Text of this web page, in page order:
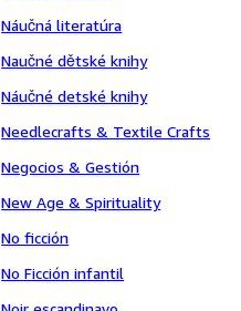
Náučná literatúra
Naučné dětské knihy
Náučné detské knihy
Needlecrafts & Textile Crafts
Negocios & Gestión
New Age & Spirituality
No ficción
No Ficción infantil